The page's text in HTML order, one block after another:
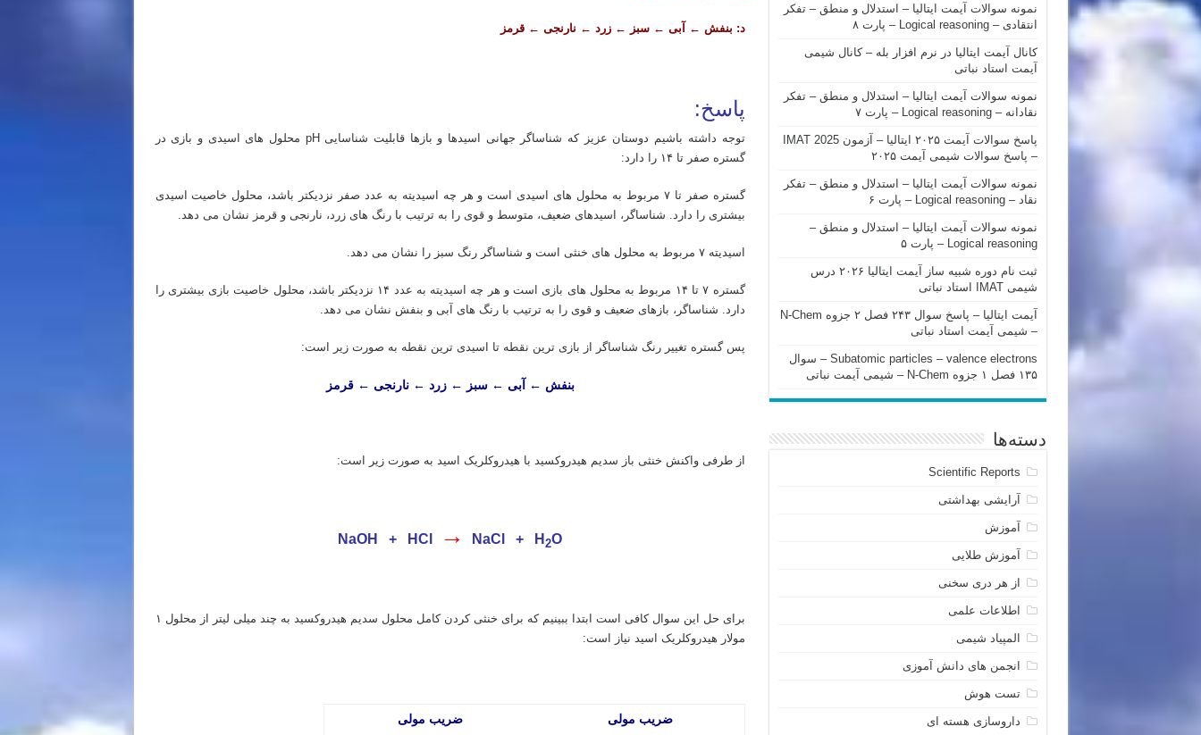
د: بنفش ← آبی ← سبز ← زرد ← نارنجی ← قرمز
پاسخ:
توجه داشته باشیم دوستان عزیز که شناساگر جهانی اسیدها و بازها قابلیت شناسایی pH محلول های اسیدی و بازی در
گستره صفر تا ۱۴ را دارد:
گستره صفر تا ۷ مربوط به محلول های اسیدی است و هر چه اسیدیته به عدد صفر نزدیکتر باشد، محلول خاصیت اسیدی
بیشتری را دارد. شناساگر، اسیدهای ضعیف، متوسط و قوی را به ترتیب با رنگ های زرد، نارنجی و قرمز نشان می دهد.
اسیدیته ۷ مربوط به محلول های خنثی است و شناساگر رنگ سبز را نشان می دهد.
گستره ۷ تا ۱۴ مربوط به محلول های بازی است و هر چه اسیدیته به عدد ۱۴ نزدیکتر باشد، محلول خاصیت بازی بیشتری را
دارد. شناساگر، بازهای ضعیف و قوی را به ترتیب با رنگ های آبی و بنفش نشان می دهد.
پس گستره تغییر رنگ شناساگر از بازی ترین نقطه تا اسیدی ترین نقطه به صورت زیر است:
بنفش ← آبی ← سبز ← زرد ← نارنجی ← قرمز
از طرفی واکنش خنثی باز سدیم هیدروکسید با هیدروکلریک اسید به صورت زیر است:
NaOH + HCl → NaCl + H 2O
برای حل این سوال کافی است ابتدا ببینیم که برای خنثی کردن کامل محلول سدیم هیدروکسید به چند میلی لیتر از محلول ۱
مولار هیدروکلریک اسید نیاز است:
ضریب مولی ضریب مولی
نمونه سوالات آیمت ایتالیا – استدلال و منطق – تفکر
انتقادی – Logical reasoning – پارت ۸
کانال آیمت ایتالیا در نرم افزار بله – کانال شیمی
آیمت استاد نباتی
نمونه سوالات آیمت ایتالیا – استدلال و منطق – تفکر
نقادانه – Logical reasoning – پارت ۷
پاسخ سوالات آیمت ۲۰۲۵ ایتالیا – آزمون IMAT 2025
– پاسخ سوالات شیمی آیمت ۲۰۲۵
نمونه سوالات آیمت ایتالیا – استدلال و منطق – تفکر
نقاد – Logical reasoning – پارت ۶
نمونه سوالات آیمت ایتالیا – استدلال و منطق –
Logical reasoning – پارت ۵
ثبت نام دوره شبیه ساز آیمت ایتالیا ۲۰۲۶ درس
شیمی IMAT استاد نباتی
آیمت ایتالیا – پاسخ سوال ۲۴۳ فصل ۲ جزوه N-Chem
– شیمی آیمت استاد نباتی
Subatomic particles – valence electrons – سوال
۱۳۵ فصل ۱ جزوه N-Chem – شیمی آیمت نباتی
دسته‌ها
Scientific Reports
آرایشی بهداشتی
آموزش
آموزش طلایی
از هر دری سخنی
اطلاعات علمی
المپیاد شیمی
انجمن های دانش آموزی
تست هوش
داروسازی هسته ای